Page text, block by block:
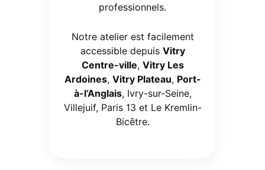
professionnels.
Notre atelier est facilement
accessible depuis Vitry
Centre-ville, Vitry Les
Ardoines, Vitry Plateau, Port-
à-l’Anglais, Ivry-sur-Seine,
Villejuif, Paris 13 et Le Kremlin-
Bicêtre.